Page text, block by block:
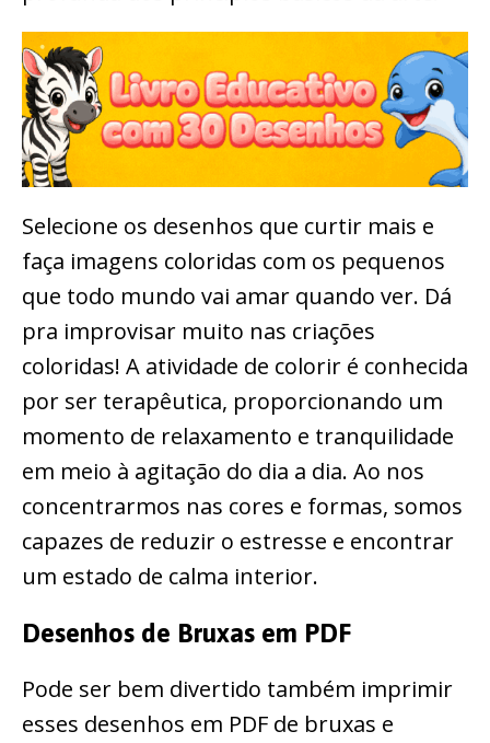
Selecione os desenhos que curtir mais e
faça imagens coloridas com os pequenos
que todo mundo vai amar quando ver. Dá
pra improvisar muito nas criações
coloridas! A atividade de colorir é conhecida
por ser terapêutica, proporcionando um
momento de relaxamento e tranquilidade
em meio à agitação do dia a dia. Ao nos
concentrarmos nas cores e formas, somos
capazes de reduzir o estresse e encontrar
um estado de calma interior.
Desenhos de Bruxas em PDF
Pode ser bem divertido também imprimir
esses desenhos em PDF de bruxas e